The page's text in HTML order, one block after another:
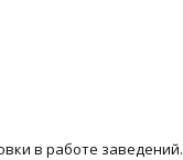
в работе заведений.